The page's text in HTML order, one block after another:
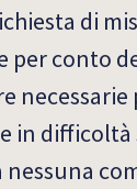
di
per conto
necessarie
in
nessuna